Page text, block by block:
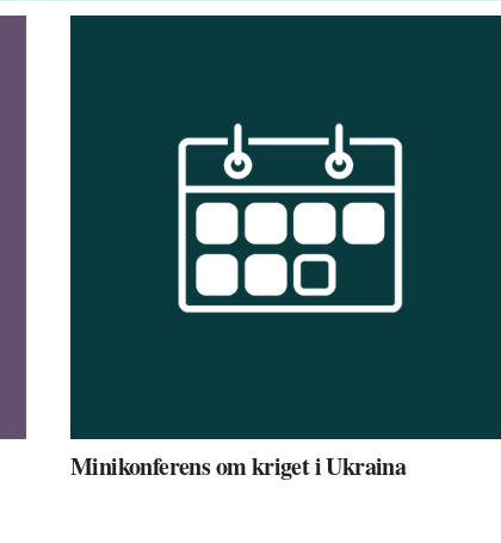
Minikonferens om kriget i Ukraina